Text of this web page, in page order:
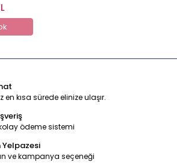
en kısa sürede elinize ulaşır.
ödeme sistemi
Yelpazesi
ve kampanya seçeneği